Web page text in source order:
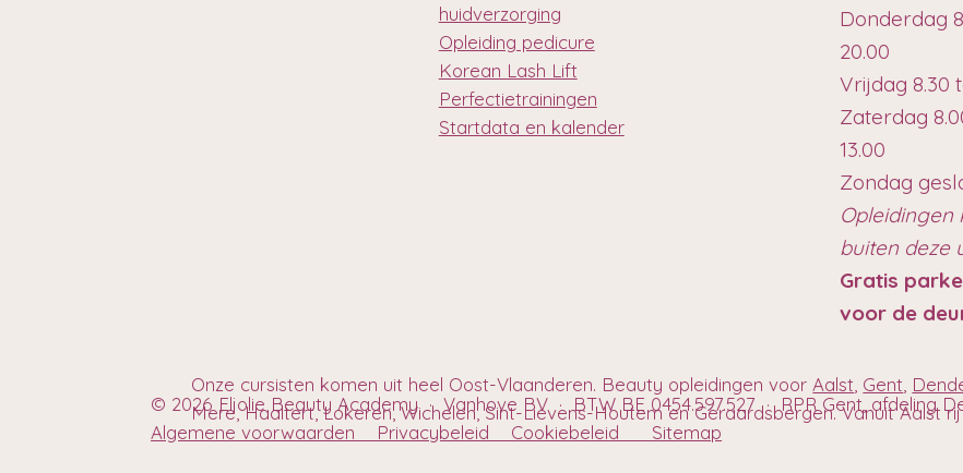
Donderdag
20.00
Vrijdag 8.30
Zaterdag
13.00
Zondag
Opleidingen
buiten deze
Gratis
voor de
huidverzorging
Opleiding pedicure
Korean Lash Lift
Perfectietrainingen
Startdata en kalender
Onze cursisten komen uit heel Oost-Vlaanderen. Beauty opleidingen voorAalst Gent
Mere, Haaltert, Lokeren, Wichelen, Sint-Lievens-Houtem en Geraardsbergen. Vanuit Aalst
© 2026 Eljolie Beauty Academy · Vanhove BV · BTW BE 0454.597.527 · RPR Gent, afdeling
Algemene voorwaarden Privacybeleid Cookiebeleid Sitemap